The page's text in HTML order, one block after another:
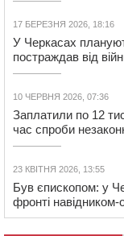
17 БЕРЕЗНЯ 2026, 18:16
У Черкасах
постраждав від
10 ЧЕРВНЯ 2026, 07:36
Заплатили по 12
час спроби
23 КВІТНЯ 2026, 13:55
Був єпископом: у
фронті навідником-